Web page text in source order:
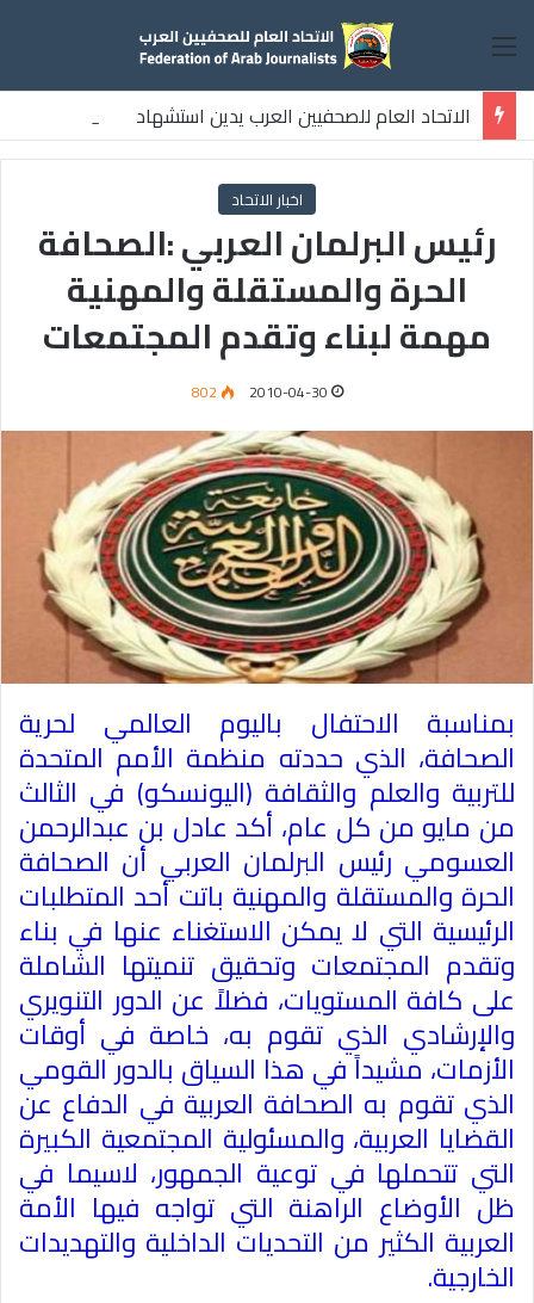
القائمة
الاتحاد العام للصحفيين العرب يدين استشهاد
ثلاثة صحفيين فلسطينيين باستهداف إسرائيلي وسط قطاع غزة
اخبار الاتحاد
رئيس البرلمان العربي :الصحافة
الحرة والمستقلة والمهنية
مهمة لبناء وتقدم المجتمعات
2010-04-30
802
بمناسبة الاحتفال باليوم العالمي لحرية
الصحافة، الذي حددته منظمة الأمم المتحدة
للتربية والعلم والثقافة (اليونسكو) في الثالث
من مايو من كل عام، أكد عادل بن عبدالرحمن
العسومي رئيس البرلمان العربي أن الصحافة
الحرة والمستقلة والمهنية باتت أحد المتطلبات
الرئيسية التي لا يمكن الاستغناء عنها في بناء
وتقدم المجتمعات وتحقيق تنميتها الشاملة
على كافة المستويات، فضلاً عن الدور التنويري
والإرشادي الذي تقوم به، خاصة في أوقات
الأزمات، مشيداً في هذا السياق بالدور القومي
الذي تقوم به الصحافة العربية في الدفاع عن
القضايا العربية، والمسئولية المجتمعية الكبيرة
التي تتحملها في توعية الجمهور، لاسيما في
ظل الأوضاع الراهنة التي تواجه فيها الأمة
العربية الكثير من التحديات الداخلية والتهديدات
الخارجية.